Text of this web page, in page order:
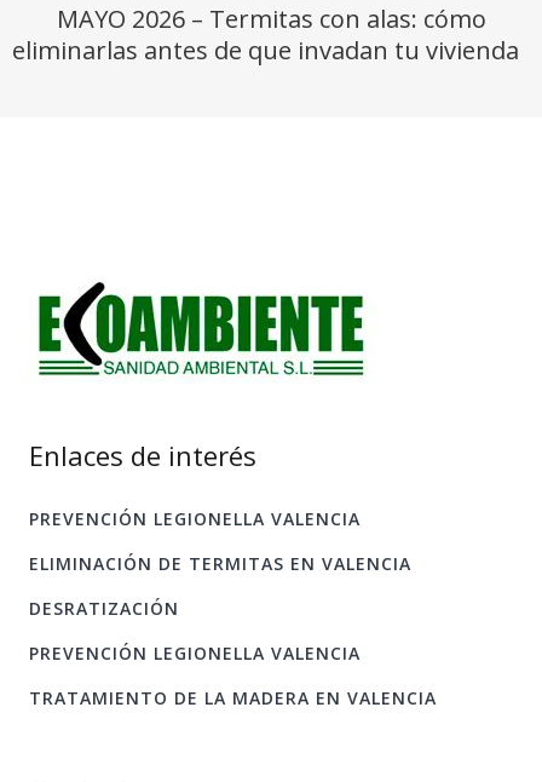
MAYO 2026 – Termitas con alas: cómo
eliminarlas antes de que invadan tu vivienda
Enlaces de interés
PREVENCIÓN LEGIONELLA VALENCIA
ELIMINACIÓN DE TERMITAS EN VALENCIA
DESRATIZACIÓN
PREVENCIÓN LEGIONELLA VALENCIA
TRATAMIENTO DE LA MADERA EN VALENCIA